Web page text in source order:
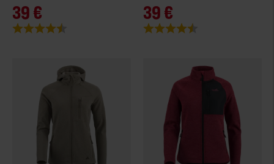
39 €
Bewertung:
39 €
Bewertung: